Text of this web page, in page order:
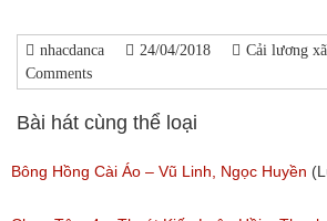
nhacdanca 24/04/2018 Cải lương
Comments
Bài hát cùng thể loại
Bông Hồng Cài Áo – Vũ Linh, Ngọc Huyền